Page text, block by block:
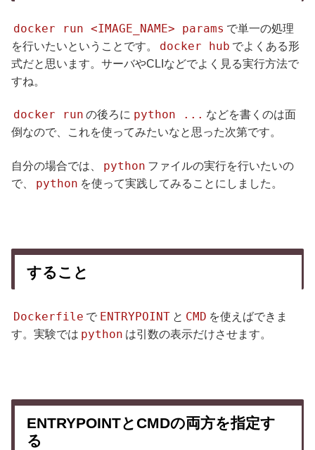
docker run <IMAGE_NAME> params で単一の処理
を行いたいということです。
docker hub でよくある形
式だと思います。サーバやCLIなどでよく見る実行方法で
すね。
docker run の後ろに python ... などを書くのは面
倒なので、これを使ってみたいなと思った次第です。
自分の場合では、 python ファイルの実行を行いたいの
で、
python を使って実践してみることにしました。
すること
Dockerfile で ENTRYPOINT と CMD を使えばできま
す。実験では python は引数の表示だけさせます。
ENTRYPOINTとCMDの両方を指定す
る